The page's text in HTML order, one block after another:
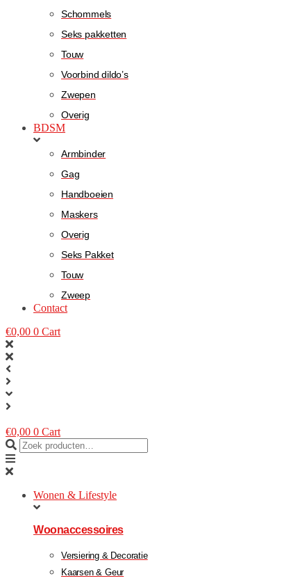
Schommels
Seks pakketten
Touw
Voorbind dildo’s
Zwepen
Overig
BDSM
Armbinder
Gag
Handboeien
Maskers
Overig
Seks Pakket
Touw
Zweep
Contact
€0,00 0 Cart
€0,00 0 Cart
Wonen & Lifestyle
Woonaccessoires
Versiering & Decoratie
Kaarsen & Geur